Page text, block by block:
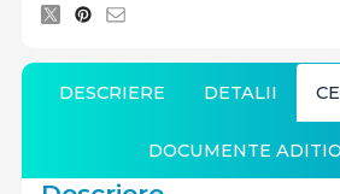
DESCRIERE DETALII
DOCUMENTE